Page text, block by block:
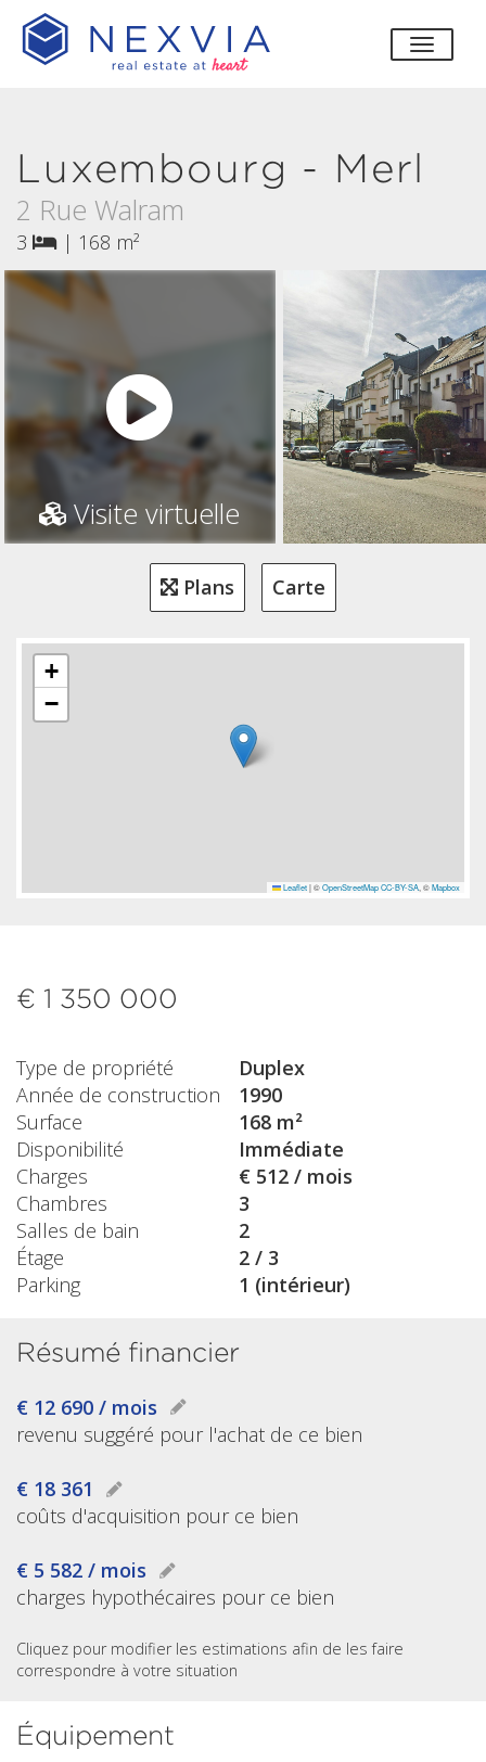
Luxembourg - Merl
2 Rue Walram
3 | 168 m²
Visite virtuelle
Plans Carte
+
−
Leaflet |©OpenStreetMap CC-BY-SA, ©Mapbox
€ 1 350 000
Type de propriété
Duplex
Année de construction
1990
Surface
168 m²
Disponibilité
Immédiate
Charges
€ 512 / mois
Chambres
3
Salles de bain
2
Étage
2 / 3
Parking
1 (intérieur)
Résumé financier
€ 12 690 / mois
revenu suggéré pour l'achat de ce bien
€ 18 361
coûts d'acquisition pour ce bien
€ 5 582 / mois
charges hypothécaires pour ce bien
Cliquez pour modifier les estimations afin de les faire
correspondre à votre situation
Équipement